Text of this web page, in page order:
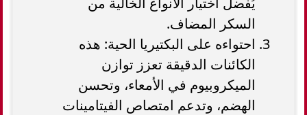
السكر المضاف.
احتواءه على البكتيريا الحية: هذه
الكائنات الدقيقة تعزز توازن
الميكروبيوم في الأمعاء، وتحسن
الهضم، وتدعم امتصاص الفيتامينات